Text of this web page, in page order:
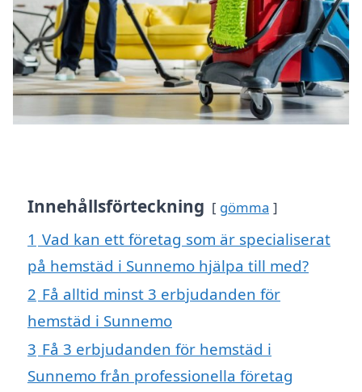
Innehållsförteckning gömma
1 Vad kan ett företag som är specialiserat
på hemstäd i Sunnemo hjälpa till med?
2 Få alltid minst 3 erbjudanden för
hemstäd i Sunnemo
3 Få 3 erbjudanden för hemstäd i
Sunnemo från professionella företag